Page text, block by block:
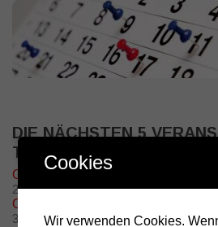
DIE NÄCHSTEN 5
TERMINE
Grillfeier – Grillplatz Oberolang
29. August @ 11:00-17:00
OE7 Hochsteintreffen
30. August @ 10:00-16:00
Cookies
Wir verwenden Cookies.